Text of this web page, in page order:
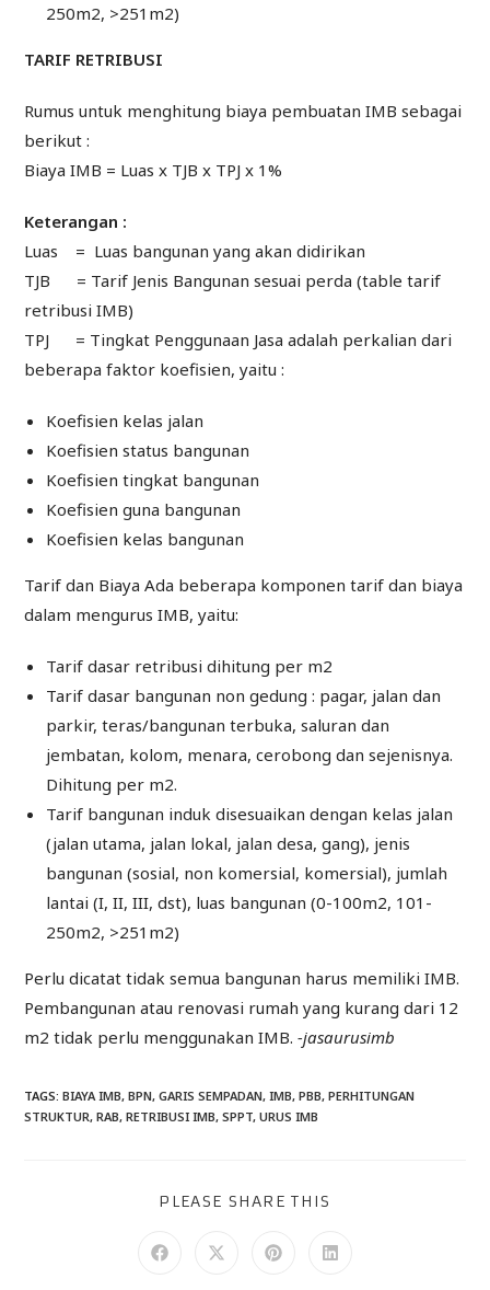
250m2, >251m2)
TARIF RETRIBUSI
Rumus untuk menghitung biaya pembuatan IMB sebagai
berikut :
Biaya IMB = Luas x TJB x TPJ x 1%
Keterangan :
Luas = Luas bangunan yang akan didirikan
TJB = Tarif Jenis Bangunan sesuai perda (table tarif
retribusi IMB)
TPJ = Tingkat Penggunaan Jasa adalah perkalian dari
beberapa faktor koefisien, yaitu :
Koefisien kelas jalan
Koefisien status bangunan
Koefisien tingkat bangunan
Koefisien guna bangunan
Koefisien kelas bangunan
Tarif dan Biaya Ada beberapa komponen tarif dan biaya
dalam mengurus IMB, yaitu:
Tarif dasar retribusi dihitung per m2
Tarif dasar bangunan non gedung : pagar, jalan dan
parkir, teras/bangunan terbuka, saluran dan
jembatan, kolom, menara, cerobong dan sejenisnya.
Dihitung per m2.
Tarif bangunan induk disesuaikan dengan kelas jalan
(jalan utama, jalan lokal, jalan desa, gang), jenis
bangunan (sosial, non komersial, komersial), jumlah
lantai (I, II, III, dst), luas bangunan (0-100m2, 101-
250m2, >251m2)
Perlu dicatat tidak semua bangunan harus memiliki IMB.
Pembangunan atau renovasi rumah yang kurang dari 12
m2 tidak perlu menggunakan IMB.-jasaurusimb
TAGS:BIAYA IMB, BPN, GARIS SEMPADAN, IMB, PBB, PERHITUNGAN
STRUKTUR, RAB, RETRIBUSI IMB, SPPT, URUS IMB
PLEASE SHARE THIS